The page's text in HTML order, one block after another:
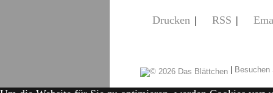
Drucken | RSS |
|